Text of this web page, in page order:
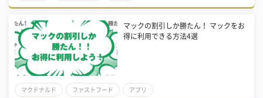
マックの割引しか勝たん！ マックをお
得に利用できる方法4選
マクドナルド ファストフード アプリ